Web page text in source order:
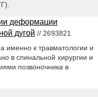
деформации
дугой // 2693821
именно к травматологии и
в спинальной хирургии и
позвоночника в